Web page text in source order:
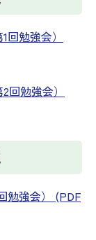
勉強会）
勉強会）
勉強会） (PDF